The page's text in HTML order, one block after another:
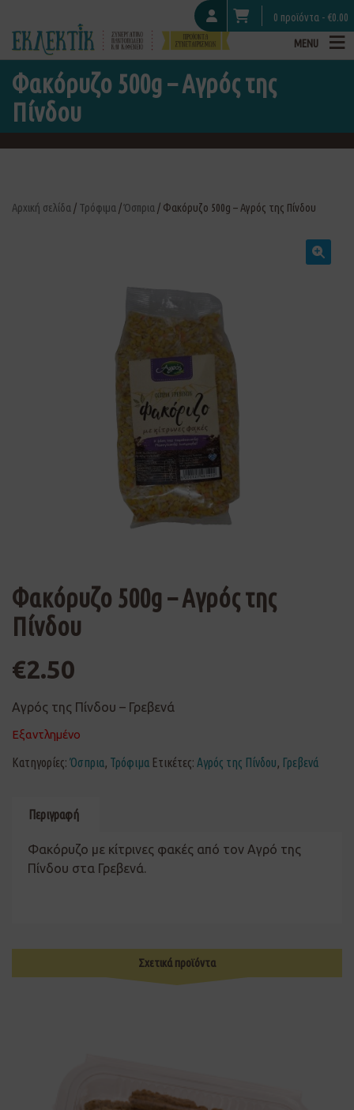
0 προϊόντα - €0.00
MENU
Φακόρυζο 500g – Αγρός της
Πίνδου
Αρχική σελίδα / Τρόφιμα /Όσπρια / Φακόρυζο 500g – Αγρός της Πίνδου
Φακόρυζο 500g – Αγρός της
Πίνδου
€2.50
Αγρός της Πίνδου – Γρεβενά
Εξαντλημένο
Κατηγορίες: Όσπρια, Τρόφιμα Ετικέτες: Αγρός της Πίνδου, Γρεβενά
Περιγραφή
Φακόρυζο με κίτρινες φακές από τον Αγρό της
Πίνδου στα Γρεβενά.
Σχετικά προϊόντα